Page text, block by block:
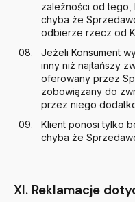
zależności od tego,
chyba że
odbierze rzecz od
Jeżeli Konsument
inny niż najtańszy
oferowany przez
zobowiązany do
przez niego
Klient ponosi tylko
chyba że
XI. Reklamacje